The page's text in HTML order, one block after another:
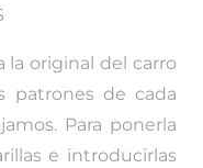
la original del carro
patrones de cada
Para ponerla
e introducirlas